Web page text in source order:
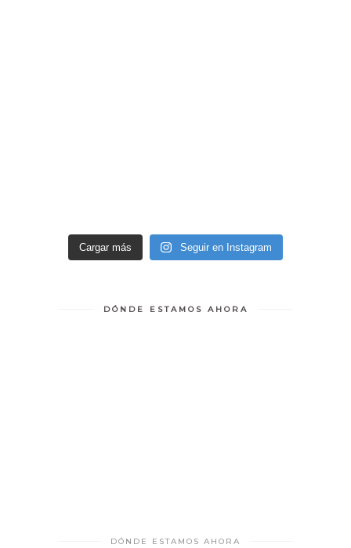
Cargar más Seguir en Instagram
DÓNDE ESTAMOS AHORA
DÓNDE ESTAMOS AHORA